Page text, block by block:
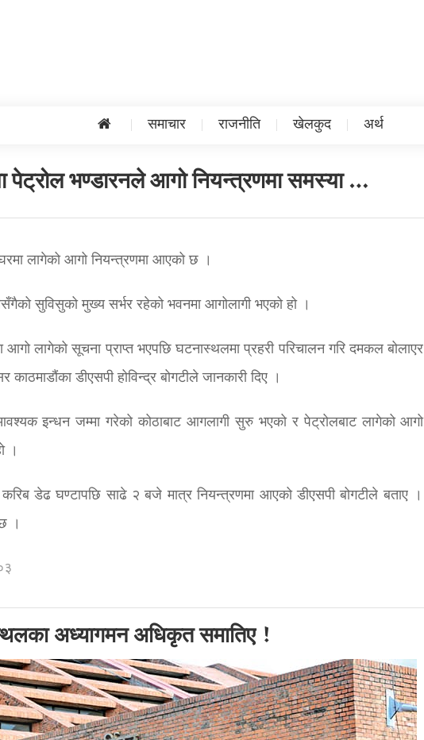
समाचार राजनीति खेलकुद अर्थ
पेट्रोल भण्डारनले आगो नियन्त्रणमा समस्या …
लागेको आगो नियन्त्रणमा आएको छ ।
सुविसुको मुख्य सर्भर रहेको भवनमा आगोलागी भएको हो ।
आगो लागेको सूचना प्राप्त भएपछि घटनास्थलमा प्रहरी परिचालन गरि दमकल
डीएसपी होविन्द्र बोगटीले जानकारी दिए ।
इन्धन जम्मा गरेको कोठाबाट आगलागी सुरु भएको र पेट्रोलबाट लागेको आगो
।
डेढ घण्टापछि साढे २ बजे मात्र नियन्त्रणमा आएको डीएसपी बोगटीले बताए
।
अध्यागमन अधिकृत समातिए !